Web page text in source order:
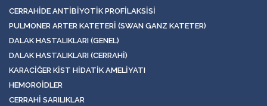
CERRAHIDE ANTIBIYOTIK PROFILAKSISI
PULMONER ARTER KATETERI (SWAN GANZ KATETER)
DALAK HASTALIKLARI (GENEL)
DALAK HASTALIKLARI (CERRAHI)
KARACIĞER KIST HIDATIK AMELIYATI
HEMOROIDLER
CERRAHI SARILIKLAR